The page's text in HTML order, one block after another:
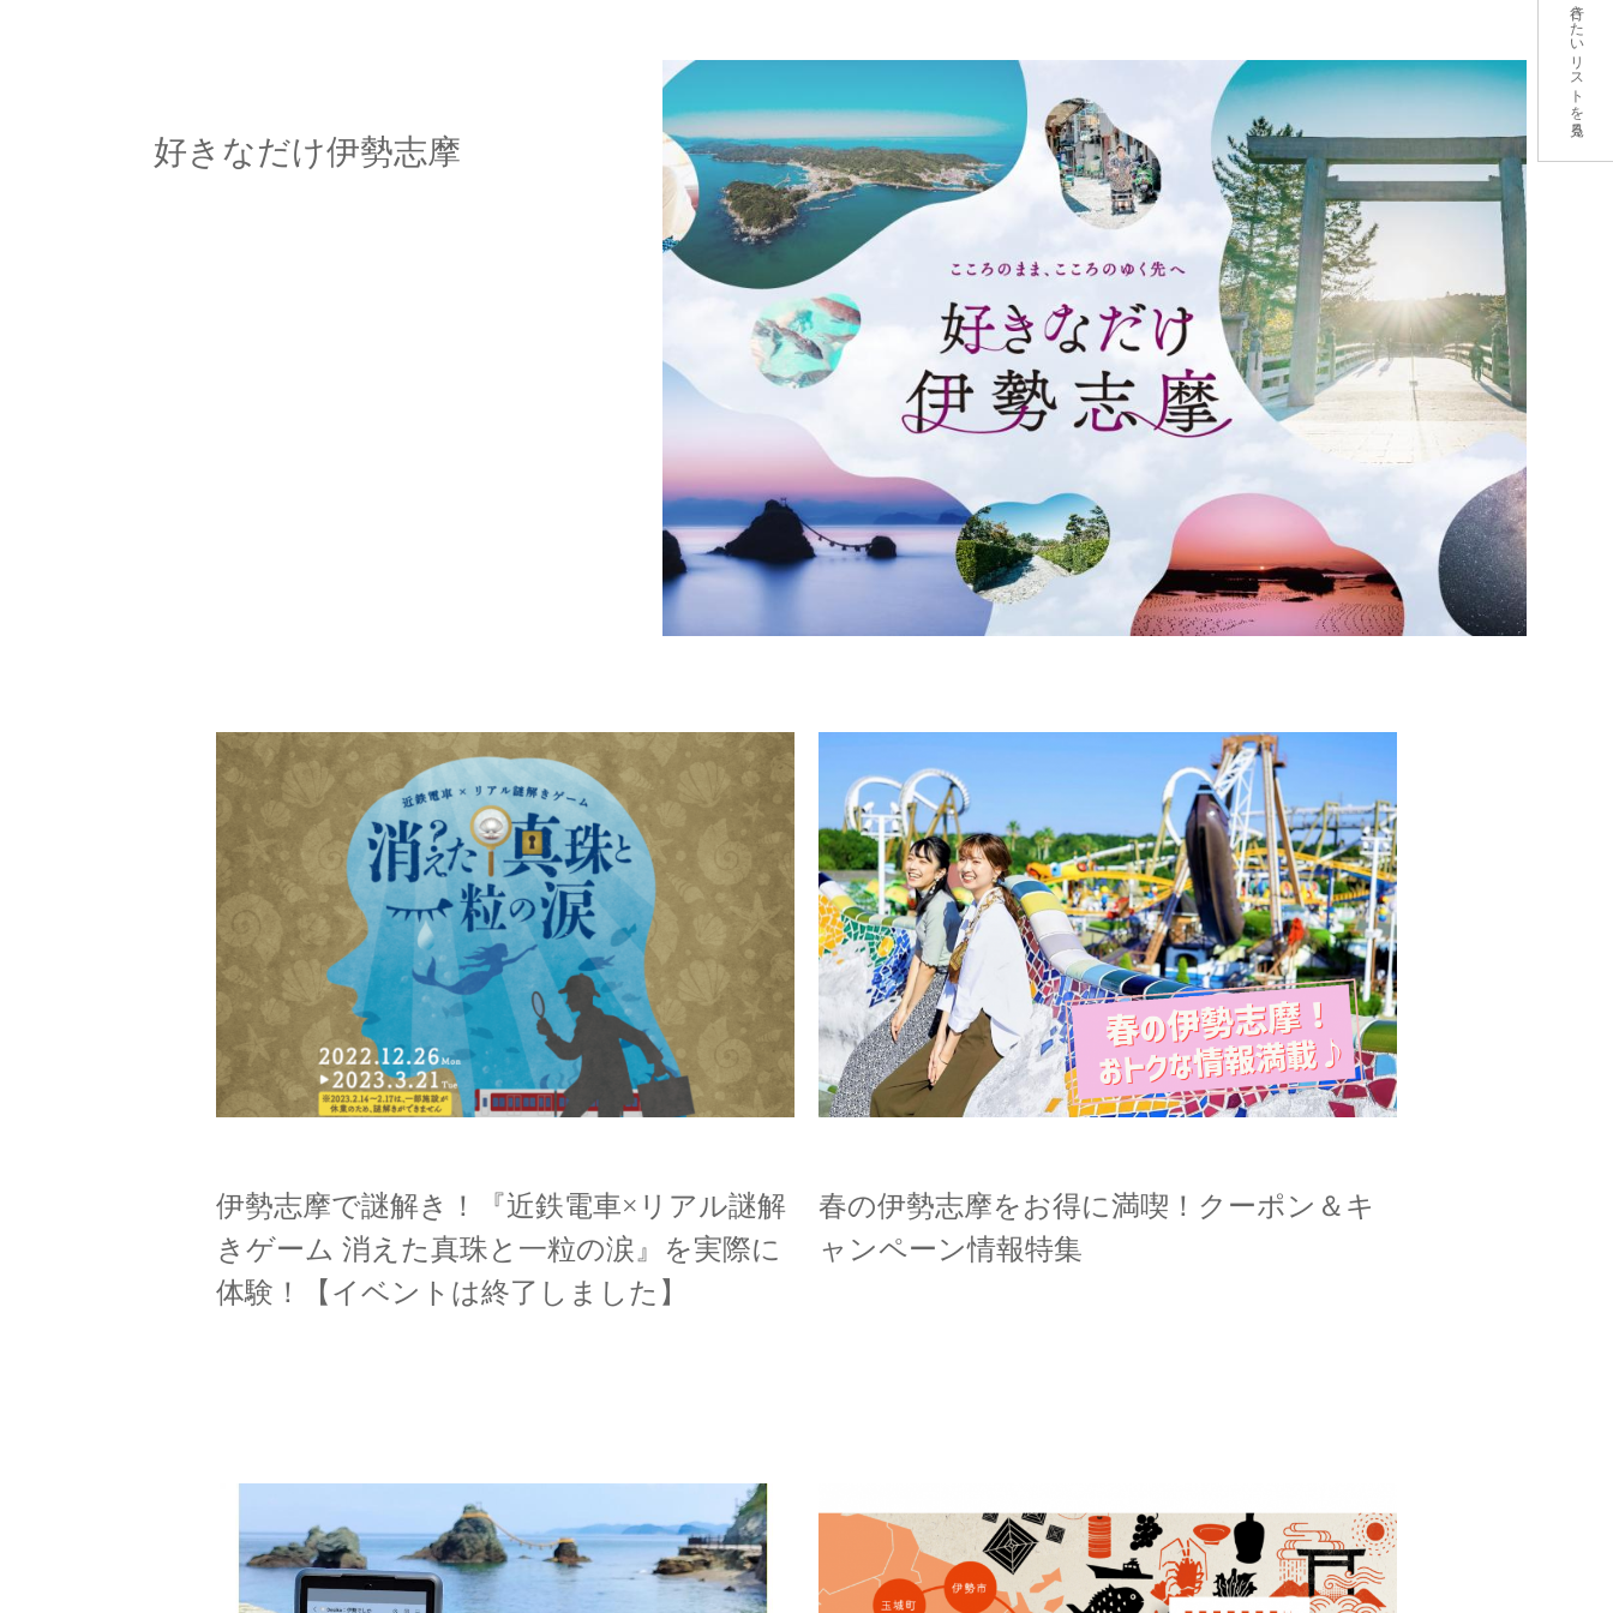
行きたいリストを見る
好きなだけ伊勢志摩
伊勢志摩で謎解き！『近鉄電車×リアル謎解
きゲーム 消えた真珠と一粒の涙』を実際に
体験！【イベントは終了しました】
春の伊勢志摩をお得に満喫！クーポン＆キ
ャンペーン情報特集